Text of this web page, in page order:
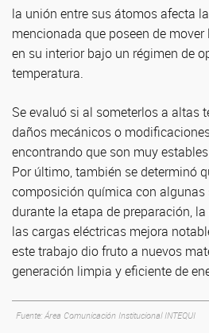
la unión entre sus átomos afecta
mencionada que poseen de
en su interior bajo un régimen de
temperatura.
Se evaluó si al someterlos a altas
daños mecánicos o
encontrando que son muy
Por último, también se determinó
composición química con
durante la etapa de preparación,
las cargas eléctricas mejora
este trabajo dio fruto a nuevos
generación limpia y eficiente de
Fuente: Área Comunicación Institucional INTEQUI